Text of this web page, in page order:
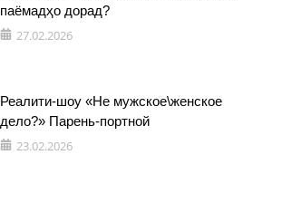
паёмадҳо дорад?
27.02.2026
Реалити-шоу «Не мужское\женское
дело?» Парень-портной
23.02.2026